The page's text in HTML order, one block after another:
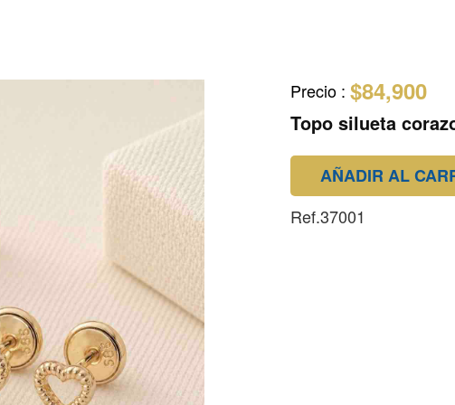
Precio : $84,900
Topo silueta
AÑADIR AL
Ref.37001